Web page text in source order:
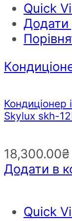
Quick
Додати
Кондиціонер
Skylux skh-
18,300.00₴
Додати в
Quick